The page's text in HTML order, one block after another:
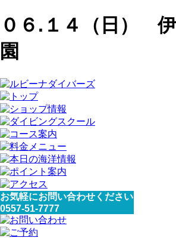
０６.１４（日）
園
お気軽にお問い合わせください
0557-51-7777